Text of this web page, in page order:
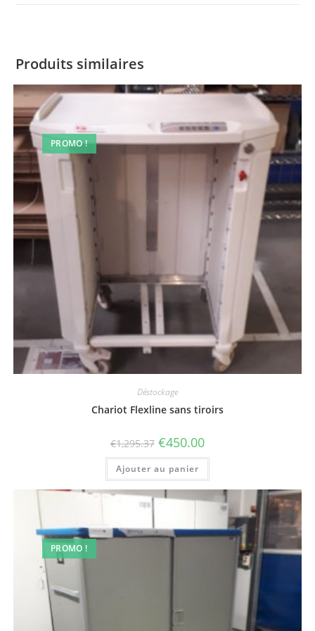
Produits similaires
PROMO !
Déstockage
Chariot Flexline sans tiroirs
€1,295.37 Le
prix
initial
était :
€1,295.37.
€450.00Le
actuel
€450.00.
Ajouter au panier
PROMO !